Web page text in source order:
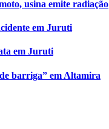
usina emite radiação
em Juruti
em Juruti
barriga” em Altamira